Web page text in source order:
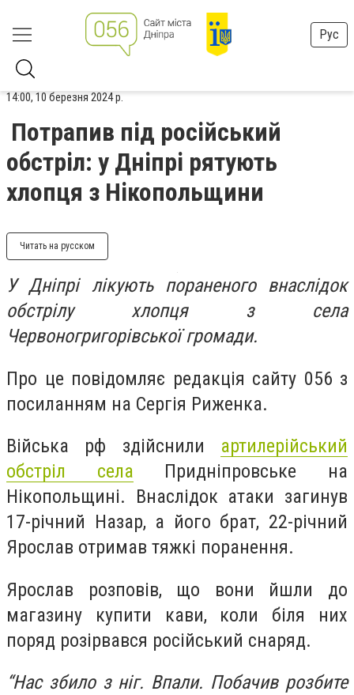
Рус
14:00, 10 березня 2024 р.
Потрапив під російський
обстріл: у Дніпрі рятують
хлопця з Нікопольщини
Читать на русском
У Дніпрі лікують пораненого внаслідок
обстрілу хлопця з села
Червоногригорівської громади.
Про це повідомляє редакція сайту 056 з
посиланням на Сергія Риженка.
Війська рф здійснили артилерійський
обстріл села Придніпровське на
Нікопольщині. Внаслідок атаки загинув
17-річний Назар, а його брат, 22-річний
Ярослав отримав тяжкі поранення.
Ярослав розповів, що вони йшли до
магазину купити кави, коли біля них
поряд розірвався російський снаряд.
“Нас збило з ніг. Впали. Побачив розбите